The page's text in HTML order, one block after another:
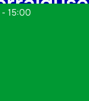
- 15:00